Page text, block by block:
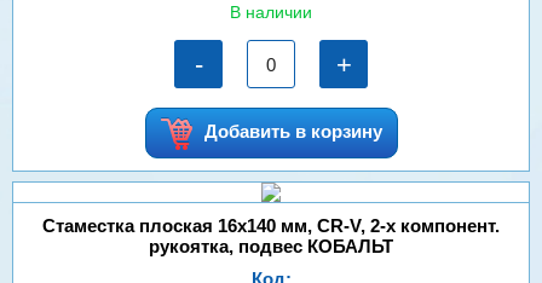
В наличии
- +
Добавить в корзину
Стаместка плоская 16х140 мм, CR-V, 2-х компонент.
рукоятка, подвес КОБАЛЬТ
Код: